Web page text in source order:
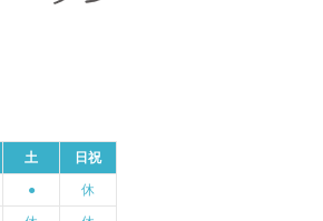
土 日祝
● 休